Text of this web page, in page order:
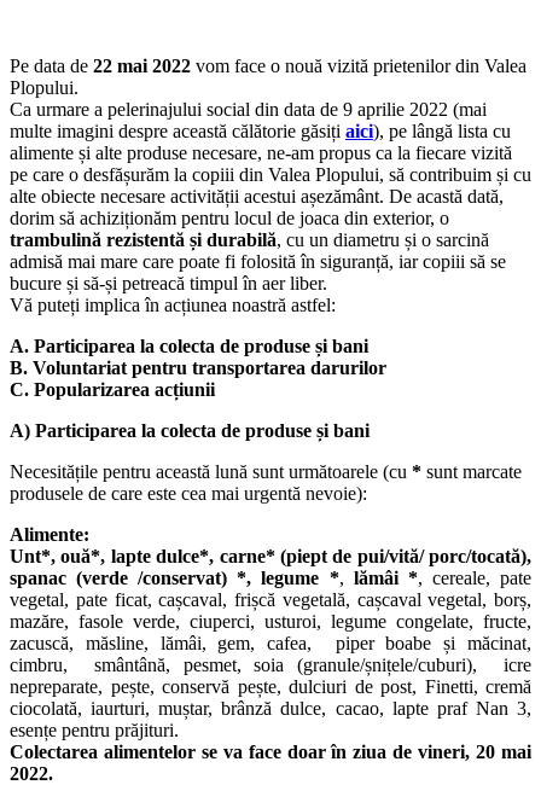
Pe data de 22 mai 2022 vom face o nouă vizită prietenilor din Valea
Plopului.
Ca urmare a pelerinajului social din data de 9 aprilie 2022 (mai
multe imagini despre această călătorie găsiți aici), pe lângă lista cu
alimente și alte produse necesare, ne-am propus ca la fiecare vizită
pe care o desfășurăm la copiii din Valea Plopului, să contribuim și cu
alte obiecte necesare activității acestui așezământ. De acastă dată,
dorim să achiziționăm pentru locul de joaca din exterior, o
trambulină rezistentă și durabilă, cu un diametru și o sarcină
admisă mai mare care poate fi folosită în siguranță, iar copiii să se
bucure și să-și petreacă timpul în aer liber.
Vă puteți implica în acțiunea noastră astfel:
A. Participarea la colecta de produse și bani
B. Voluntariat pentru transportarea darurilor
C. Popularizarea acțiunii
A) Participarea la colecta de produse și bani
Necesitățile pentru această lună sunt următoarele (cu * sunt marcate
produsele de care este cea mai urgentă nevoie):
Alimente:
Unt*, ouă*, lapte dulce*, carne* (piept de pui/vită/ porc/tocată),
spanac (verde /conservat) *, legume *, lămâi *, cereale, pate
vegetal, pate ficat, cașcaval, frișcă vegetală, cașcaval vegetal, borș,
mazăre, fasole verde, ciuperci, usturoi, legume congelate, fructe,
zacuscă, măsline, lămâi, gem, cafea, piper boabe și măcinat,
cimbru, smântână, pesmet, soia (granule/șnițele/cuburi), icre
nepreparate, pește, conservă pește, dulciuri de post, Finetti, cremă
ciocolată, iaurturi, muștar, brânză dulce, cacao, lapte praf Nan 3,
esențe pentru prăjituri.
Colectarea alimentelor se va face doar în ziua de vineri, 20 mai
2022.